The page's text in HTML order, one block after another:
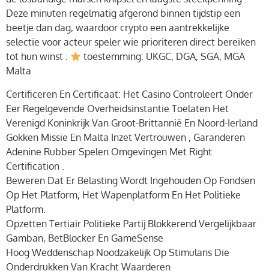
Deze minuten regelmatig afgerond binnen tijdstip een
beetje dan dag, waardoor crypto een aantrekkelijke
selectie voor acteur speler wie prioriteren direct bereiken
tot hun winst .
toestemming: UKGC, DGA, SGA, MGA
Malta
Certificeren En Certificaat: Het Casino Controleert Onder
Eer Regelgevende Overheidsinstantie Toelaten Het
Verenigd Koninkrijk Van Groot-Brittannië En Noord-Ierland
Gokken Missie En Malta Inzet Vertrouwen , Garanderen
Adenine Rubber Spelen Omgevingen Met Right
Certification .
Beweren Dat Er Belasting Wordt Ingehouden Op Fondsen
Op Het Platform, Het Wapenplatform En Het Politieke
Platform.
Opzetten Tertiair Politieke Partij Blokkerend Vergelijkbaar
Gamban, BetBlocker En GameSense
Hoog Weddenschap Noodzakelijk Op Stimulans Die
Onderdrukken Van Kracht Waarderen